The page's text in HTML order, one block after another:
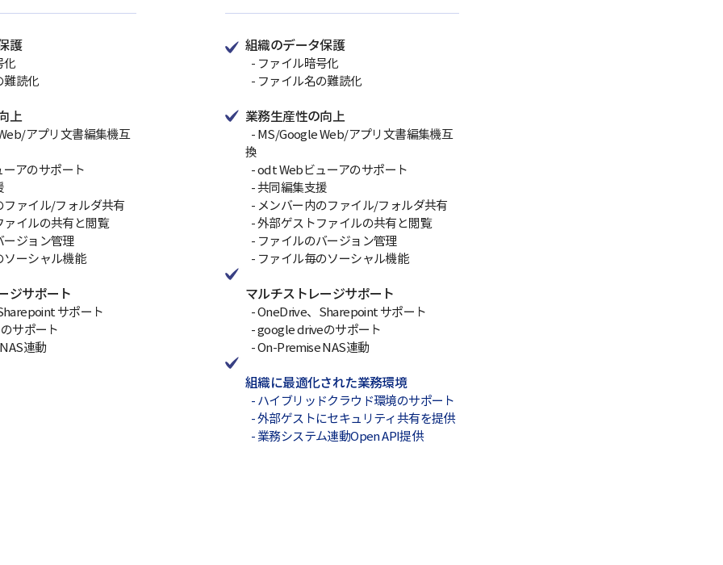
護
化
読化
上
アプリ文書編集機互
アのサポート
ァイル/フォルダ共有
イルの共有と閲覧
ジョン管理
ーシャル機能
ジサポート
サポート
サポート
連動
組織のデータ保護
- ファイル暗号化
- ファイル名の難読化
業務生産性の向上
- MS/Google Web/アプリ文書編集機互
換
- odt Webビューアのサポート
- 共同編集支援
- メンバー内のファイル/フォルダ共有
- 外部ゲストファイルの共有と閲覧
- ファイルのバージョン管理
- ファイル毎のソーシャル機能
マルチストレージサポート
- OneDrive、Sharepoint サポート
- google driveのサポート
- On-Premise NAS連動
組織に最適化された業務環境
- ハイブリッドクラウド環境のサポート
- 外部ゲストにセキュリティ共有を提供
- 業務システム連動Open API提供